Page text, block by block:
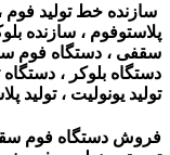
سازنده خط تولید فوم
پلاستوفوم ، سازنده
سقفی ، دستگاه فوم
دستگاه بلوکر ،
تولید یونولیت ،
فروش دستگاه فوم